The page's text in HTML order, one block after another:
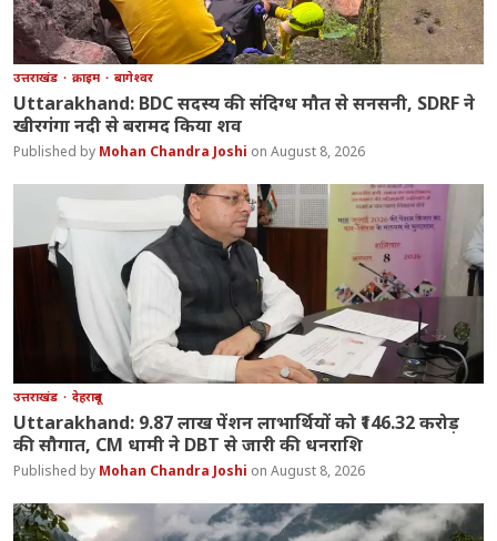
उत्तराखंड क्राइम बागेश्वर
Uttarakhand: BDC सदस्य की संदिग्ध मौत से सनसनी, SDRF ने
खीरगंगा नदी से बरामद किया शव
Mohan Chandra Joshi August 8, 2026
उत्तराखंड देहरादून
Uttarakhand: 9.87 लाख पेंशन लाभार्थियों को ₹146.32 करोड़
की सौगात, CM धामी ने DBT से जारी की धनराशि
Mohan Chandra Joshi August 8, 2026